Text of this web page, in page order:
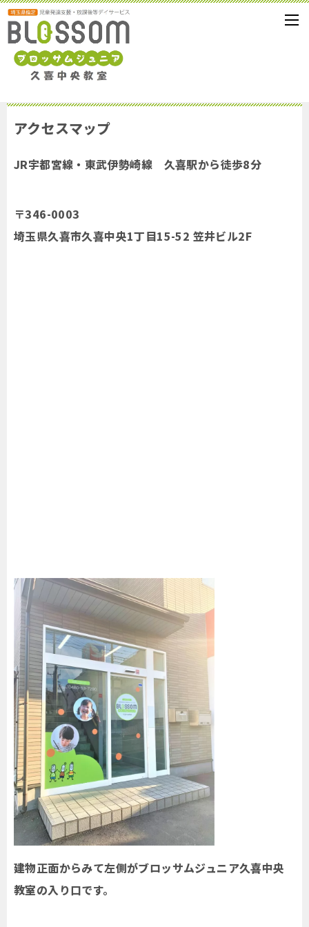
アクセスマップ
JR宇都宮線・東武伊勢崎線 久喜駅から徒歩8分
〒346-0003
埼玉県久喜市久喜中央1丁目15-52 笠井ビル2F
建物正面からみて左側がブロッサムジュニア久喜中央
教室の入り口です。